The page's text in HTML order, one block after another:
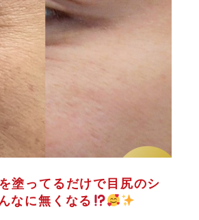
塗ってるだけで目尻のシ
なに無くなる